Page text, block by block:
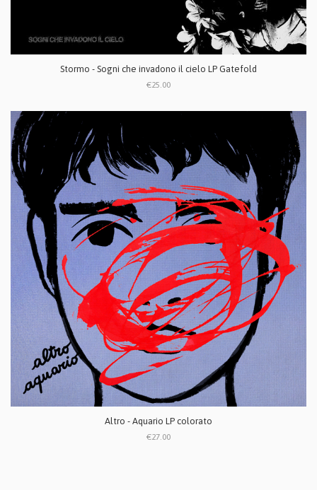
Stormo - Sogni che invadono il cielo LP Gatefold
€25.00
Altro - Aquario LP colorato
€27.00